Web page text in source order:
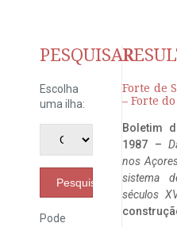
PESQUISAR
Escolha
uma ilha:
Pesquisar
Pode
Forte de
– Forte
Boletim
1987 –
nos
sistema
séculos